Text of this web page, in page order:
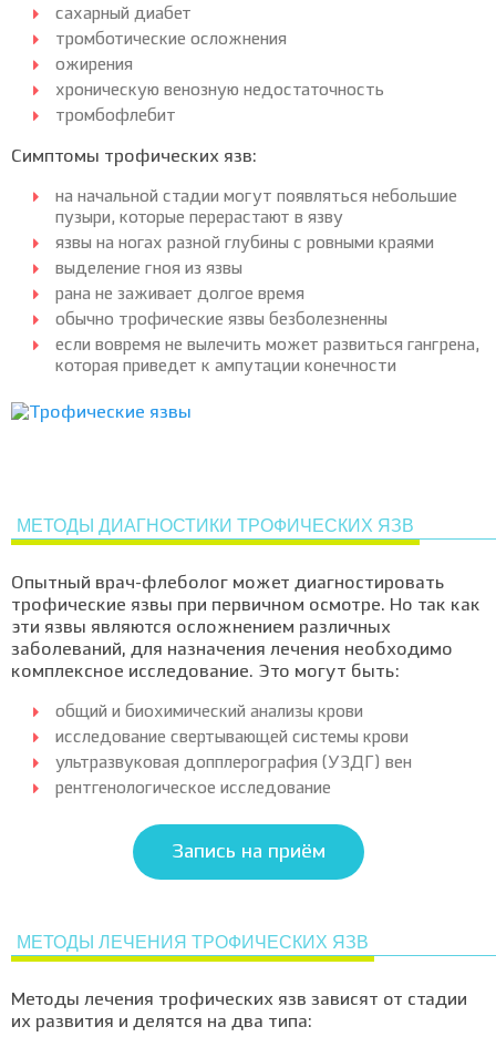
сахарный диабет
тромботические осложнения
ожирения
хроническую венозную недостаточность
тромбофлебит
Симптомы трофических язв:
на начальной стадии могут появляться небольшие
пузыри, которые перерастают в язву
язвы на ногах разной глубины с ровными краями
выделение гноя из язвы
рана не заживает долгое время
обычно трофические язвы безболезненны
если вовремя не вылечить может развиться гангрена,
которая приведет к ампутации конечности
МЕТОДЫ ДИАГНОСТИКИ ТРОФИЧЕСКИХ ЯЗВ
Опытный врач-флеболог может диагностировать
трофические язвы при первичном осмотре. Но так как
эти язвы являются осложнением различных
заболеваний, для назначения лечения необходимо
комплексное исследование. Это могут быть:
общий и биохимический анализы крови
исследование свертывающей системы крови
ультразвуковая допплерография (УЗДГ) вен
рентгенологическое исследование
Запись на приём
МЕТОДЫ ЛЕЧЕНИЯ ТРОФИЧЕСКИХ ЯЗВ
Методы лечения трофических язв зависят от стадии
их развития и делятся на два типа: